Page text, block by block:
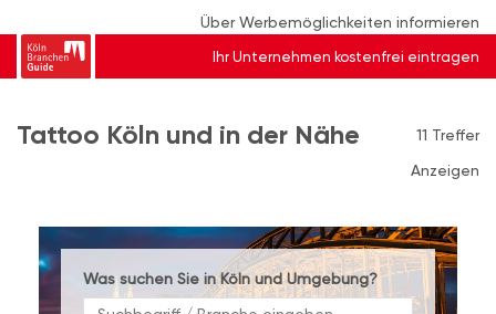
Über Werbemöglichkeiten informieren
Ihr Unternehmen kostenfrei eintragen
Tattoo Köln und in der Nähe
11 Treffer
Anzeigen
Was suchen Sie in Köln und Umgebung?